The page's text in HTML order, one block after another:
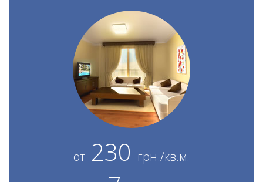
от 230 грн./кв.м.